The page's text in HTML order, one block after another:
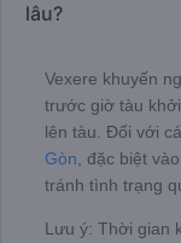
lâu?
Vexere khuyến
trước giờ tàu
lên tàu. Đối với
Gòn , đặc biệt
tránh tình trạng
Lưu ý: Thời gian